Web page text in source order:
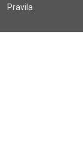
Pravila